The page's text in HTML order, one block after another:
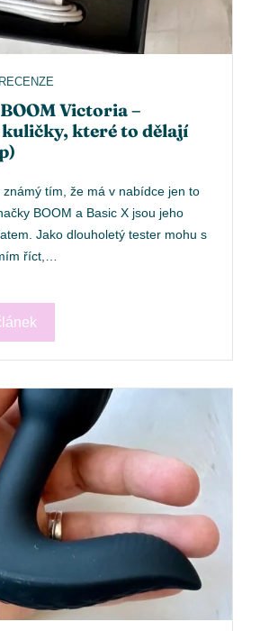
RECENZE
Victoria –
které to dělají
známý tím, že má v nabídce jen to
BOOM a Basic X jsou jeho
Jako dlouholetý tester mohu s
říct,…